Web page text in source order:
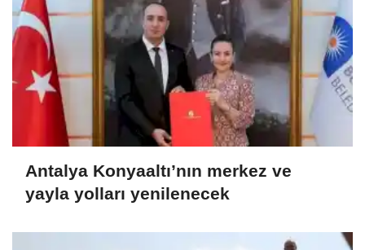
Antalya Konyaaltı’nın merkez ve
yayla yolları yenilenecek